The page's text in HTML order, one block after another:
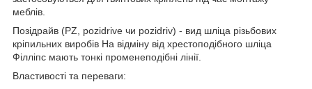
меблів.
Позідрайв (PZ, pozidrive чи pozidriv) - вид шліца різьбових
кріпильних виробів На відміну від хрестоподібного шліца
Філліпс мають тонкі променеподібні лінії.
Властивості та переваги: